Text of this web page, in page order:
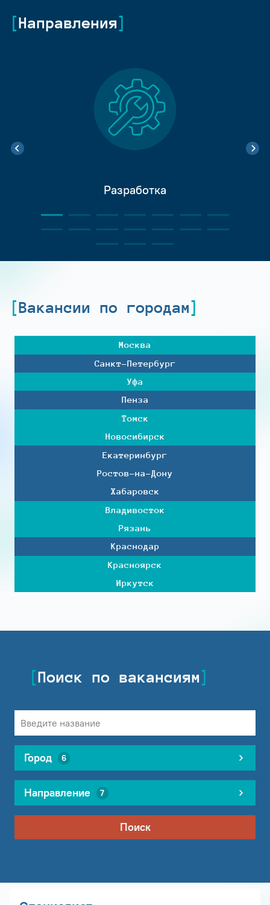
Направления
Разработка
Вакансии по городам
Москва
Санкт-Петербург
Уфа
Пенза
Томск
Новосибирск
Екатеринбург
Ростов-на-Дону
Хабаровск
Владивосток
Рязань
Краснодар
Красноярск
Иркутск
Поиск по вакансиям
Город 6
Направление 7
Поиск